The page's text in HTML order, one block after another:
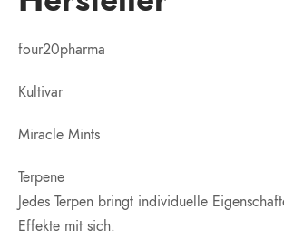
four20pharma
Kultivar
Miracle Mints
Terpene
Jedes Terpen bringt individuelle
Effekte mit sich.